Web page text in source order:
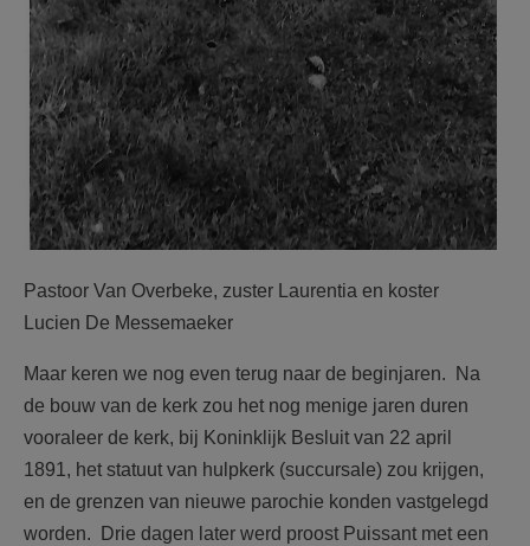
Pastoor Van Overbeke, zuster Laurentia en koster
Lucien De Messemaeker
Maar keren we nog even terug naar de beginjaren. Na
de bouw van de kerk zou het nog menige jaren duren
vooraleer de kerk, bij Koninklijk Besluit van 22 april
1891, het statuut van hulpkerk (succursale) zou krijgen,
en de grenzen van nieuwe parochie konden vastgelegd
worden. Drie dagen later werd proost Puissant met een